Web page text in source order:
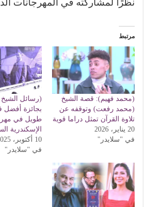
نظرًا لمشاركته في المهرجانات
مرتبط
(محمد فهيم): قصة الشيخ
(محمد رفعت) وتوقفه عن
تلاوة القرآن تمثل دراما قوية
20 يناير، 2026
في "سلايدر"
(رسائل الشيخ
بجائزة
طويل في
الإسكندرية
10 أكتوبر، 2025
في "سلايدر"